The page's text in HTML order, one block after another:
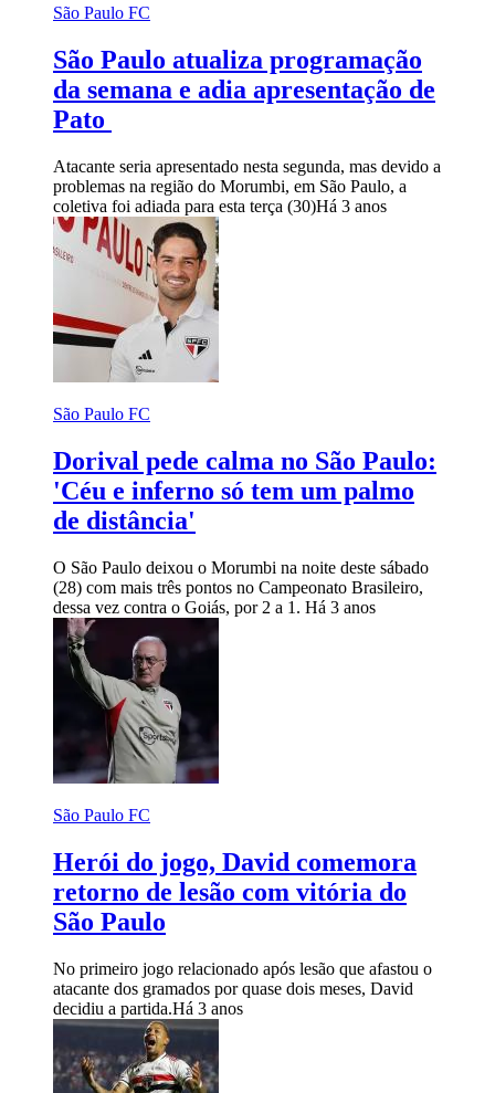
São Paulo FC
São Paulo atualiza programação
da semana e adia apresentação de
Pato
Atacante seria apresentado nesta segunda, mas devido a
problemas na região do Morumbi, em São Paulo, a
coletiva foi adiada para esta terça (30)Há 3 anos
São Paulo FC
Dorival pede calma no São Paulo:
'Céu e inferno só tem um palmo
de distância'
O São Paulo deixou o Morumbi na noite deste sábado
(28) com mais três pontos no Campeonato Brasileiro,
dessa vez contra o Goiás, por 2 a 1. Há 3 anos
São Paulo FC
Herói do jogo, David comemora
retorno de lesão com vitória do
São Paulo
No primeiro jogo relacionado após lesão que afastou o
atacante dos gramados por quase dois meses, David
decidiu a partida.Há 3 anos